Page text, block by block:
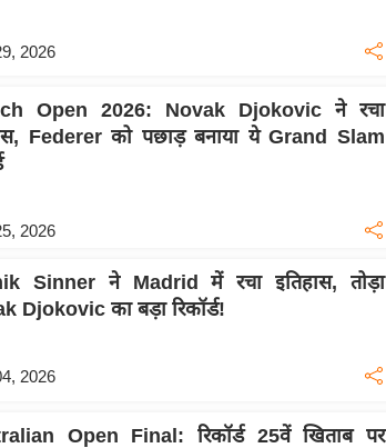
2026
Open 2026: Novak Djokovic ने रचा
Federer को पछाड़ बनाया ये Grand Slam
2026
Sinner ने Madrid में रचा इतिहास, तोड़ा
Djokovic का बड़ा रिकॉर्ड!
2026
Open Final: रिकॉर्ड 25वें खिताब पर